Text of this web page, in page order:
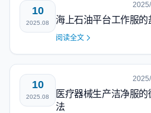
10
2025.08 海上石油平台工作服
阅读全文
10
2025.08
医疗器械生产洁净服
法